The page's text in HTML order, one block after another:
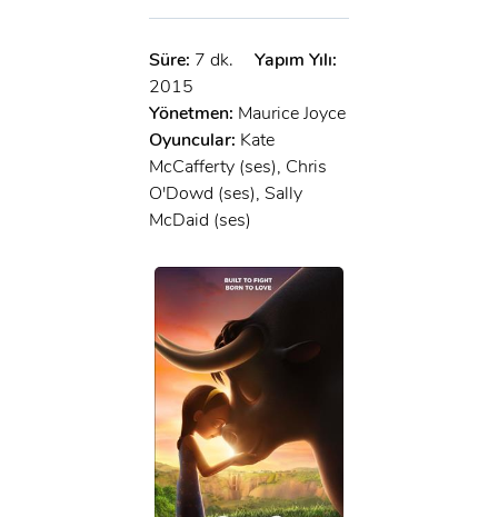
Süre: 7 dk.
Yapım Yılı:
2015
Yönetmen: Maurice Joyce
Oyuncular: Kate
McCafferty (ses), Chris
O'Dowd (ses), Sally
McDaid (ses)